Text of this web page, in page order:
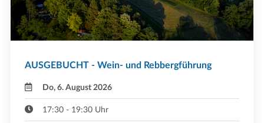
AUSGEBUCHT - Wein- und Rebbergführung
Do, 6. August 2026
17:30 - 19:30 Uhr